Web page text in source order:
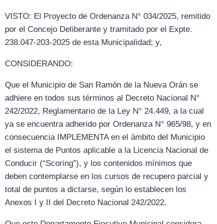
VISTO: El Proyecto de Ordenanza N° 034/2025, remitido
por el Concejo Deliberante y tramitado por el Expte.
238.047-203-2025 de esta Municipalidad; y,
CONSIDERANDO:
Que el Municipio de San Ramón de la Nueva Orán se
adhiere en todos sus términos al Decreto Nacional N°
242/2022, Reglamentario de la Ley N° 24.449, a la cual
ya se encuentra adherido por Ordenanza N° 965/98, y en
consecuencia IMPLEMENTA en el ámbito del Municipio
el sistema de Puntos aplicable a la Licencia Nacional de
Conducir (“Scoring”), y los contenidos mínimos que
deben contemplarse en los cursos de recupero parcial y
total de puntos a dictarse, según lo establecen los
Anexos I y II del Decreto Nacional 242/2022.